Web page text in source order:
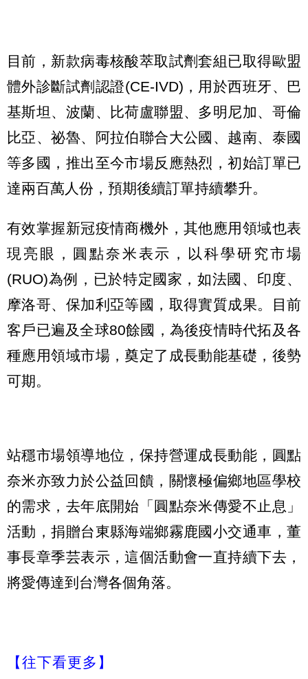
目前，新款病毒核酸萃取試劑套組已取得歐盟
體外診斷試劑認證(CE-IVD)，用於西班牙、巴
基斯坦、波蘭、比荷盧聯盟、多明尼加、哥倫
比亞、祕魯、阿拉伯聯合大公國、越南、泰國
等多國，推出至今市場反應熱烈，初始訂單已
達兩百萬人份，預期後續訂單持續攀升。
有效掌握新冠疫情商機外，其他應用領域也表
現亮眼，圓點奈米表示，以科學研究市場
(RUO)為例，已於特定國家，如法國、印度、
摩洛哥、保加利亞等國，取得實質成果。目前
客戶已遍及全球80餘國，為後疫情時代拓及各
種應用領域市場，奠定了成長動能基礎，後勢
可期。
站穩市場領導地位，保持營運成長動能，圓點
奈米亦致力於公益回饋，關懷極偏鄉地區學校
的需求，去年底開始「圓點奈米傳愛不止息」
活動，捐贈台東縣海端鄉霧鹿國小交通車，董
事長章季芸表示，這個活動會一直持續下去，
將愛傳達到台灣各個角落。
【往下看更多】